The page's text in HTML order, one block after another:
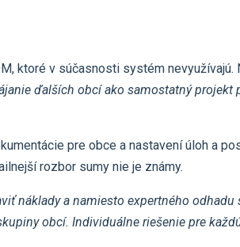
ktoré v súčasnosti systém
ďalších obcí ako samostatný
pre obce a nastavení úloh a
rozbor sumy nie je známy.
náklady a namiesto expertného
obcí. Individuálne riešenie pre